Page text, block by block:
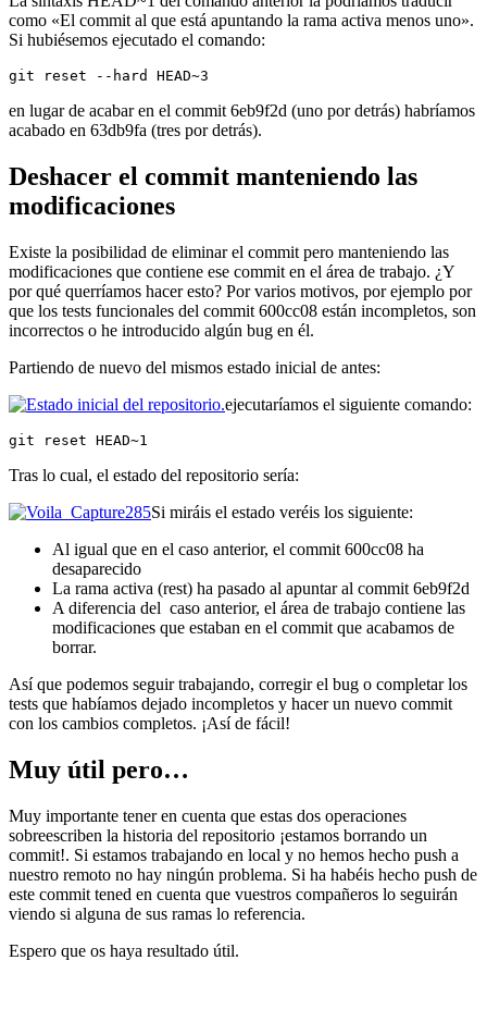
como «El commit al que está apuntando la rama activa menos uno».
Si hubiésemos ejecutado el comando:
git reset --hard HEAD~3
en lugar de acabar en el commit 6eb9f2d (uno por detrás) habríamos
acabado en 63db9fa (tres por detrás).
Deshacer el commit manteniendo las
modificaciones
Existe la posibilidad de eliminar el commit pero manteniendo las
modificaciones que contiene ese commit en el área de trabajo. ¿Y
por qué querríamos hacer esto? Por varios motivos, por ejemplo por
que los tests funcionales del commit 600cc08 están incompletos, son
incorrectos o he introducido algún bug en él.
Partiendo de nuevo del mismos estado inicial de antes:
ejecutaríamos el siguiente comando:
git reset HEAD~1
Tras lo cual, el estado del repositorio sería:
Si miráis el estado veréis los siguiente:
Al igual que en el caso anterior, el commit 600cc08 ha
desaparecido
La rama activa (rest) ha pasado al apuntar al commit 6eb9f2d
A diferencia del caso anterior, el área de trabajo contiene las
modificaciones que estaban en el commit que acabamos de
borrar.
Así que podemos seguir trabajando, corregir el bug o completar los
tests que habíamos dejado incompletos y hacer un nuevo commit
con los cambios completos. ¡Así de fácil!
Muy útil pero…
Muy importante tener en cuenta que estas dos operaciones
sobreescriben la historia del repositorio ¡estamos borrando un
commit!. Si estamos trabajando en local y no hemos hecho push a
nuestro remoto no hay ningún problema. Si ha habéis hecho push de
este commit tened en cuenta que vuestros compañeros lo seguirán
viendo si alguna de sus ramas lo referencia.
Espero que os haya resultado útil.